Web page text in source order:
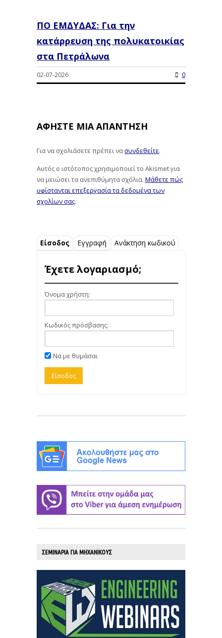
ΠΟ ΕΜΔΥΔΑΣ: Για την
κατάρρευση της πολυκατοικίας
στα Πετράλωνα
02-07-2026 0
ΑΦΉΣΤΕ ΜΙΑ ΑΠΆΝΤΗΣΗ
Για να σχολιάσετε πρέπει νασυνδεθείτε.
Αυτός ο ιστότοπος χρησιμοποιεί το Akismet για
να μειώσει τα ανεπιθύμητα σχόλια. Μάθετε πώς
υφίστανται επεξεργασία τα δεδομένα των
σχολίων σας.
Είσοδος Εγγραφή Ανάκτηση κωδικού
Έχετε λογαριασμό;
Όνομα χρήστη:
Κωδικός πρόσβασης:
Να με θυμάσαι
ΣΕΜΙΝΑΡΙΑ ΓΙΑ ΜΗΧΑΝΙΚΟΥΣ